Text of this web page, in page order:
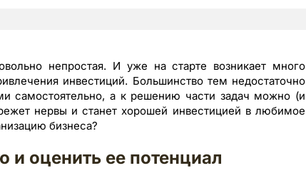
непростая. И уже на старте возникает много
инвестиций. Большинство тем недостаточно
самостоятельно, а к решению части задач можно (и
нервы и станет хорошей инвестицией в любимое
бизнеса?
оценить ее потенциал